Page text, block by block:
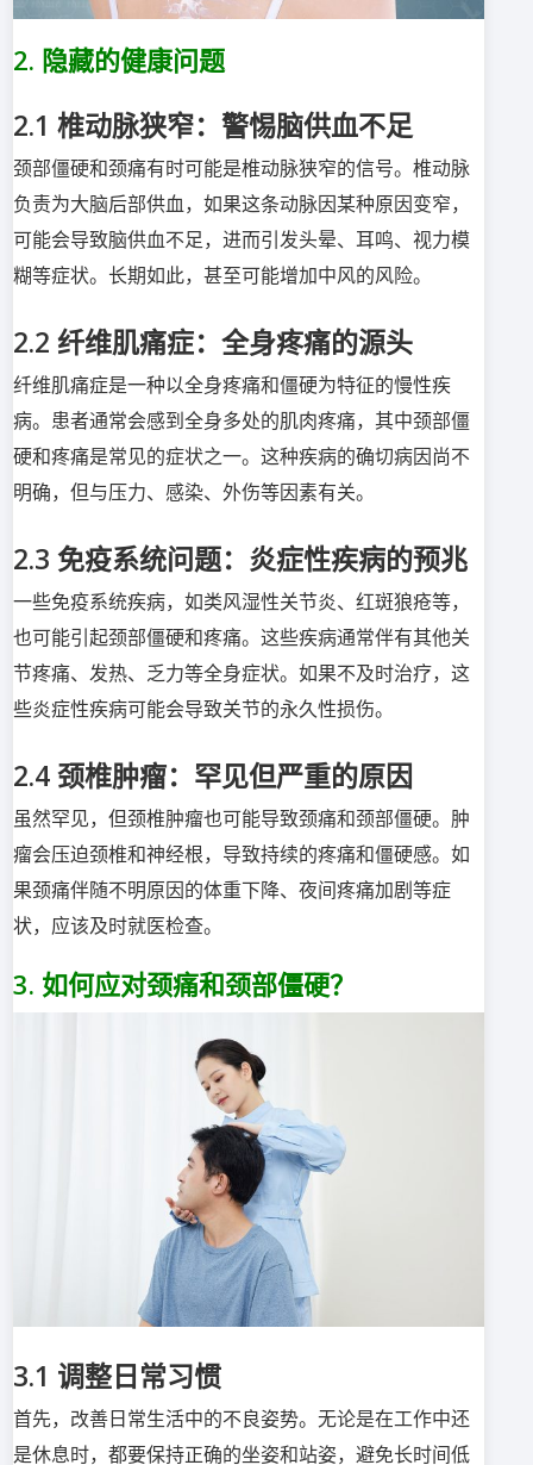
2. 隐藏的健康问题
2.1 椎动脉狭窄：警惕脑供血不足
颈部僵硬和颈痛有时可能是椎动脉狭窄的信号。椎动脉
负责为大脑后部供血，如果这条动脉因某种原因变窄，
可能会导致脑供血不足，进而引发头晕、耳鸣、视力模
糊等症状。长期如此，甚至可能增加中风的风险。
2.2 纤维肌痛症：全身疼痛的源头
纤维肌痛症是一种以全身疼痛和僵硬为特征的慢性疾
病。患者通常会感到全身多处的肌肉疼痛，其中颈部僵
硬和疼痛是常见的症状之一。这种疾病的确切病因尚不
明确，但与压力、感染、外伤等因素有关。
2.3 免疫系统问题：炎症性疾病的预兆
一些免疫系统疾病，如类风湿性关节炎、红斑狼疮等，
也可能引起颈部僵硬和疼痛。这些疾病通常伴有其他关
节疼痛、发热、乏力等全身症状。如果不及时治疗，这
些炎症性疾病可能会导致关节的永久性损伤。
2.4颈椎肿瘤：罕见但严重的原因
虽然罕见，但颈椎肿瘤也可能导致颈痛和颈部僵硬。肿
瘤会压迫颈椎和神经根，导致持续的疼痛和僵硬感。如
果颈痛伴随不明原因的体重下降、夜间疼痛加剧等症
状，应该及时就医检查。
3. 如何应对颈痛和颈部僵硬？
3.1 调整日常习惯
首先，改善日常生活中的不良姿势。无论是在工作中还
是休息时，都要保持正确的坐姿和站姿，避免长时间低